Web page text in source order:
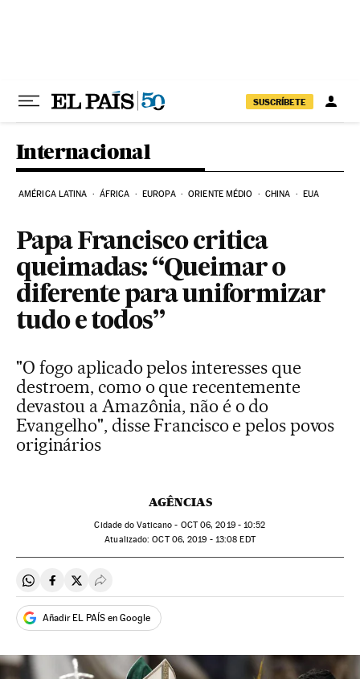
SUSCRÍBETE
Internacional
AMÉRICA LATINA ÁFRICA EUROPA ORIENTE MÉDIO CHINA EUA
Papa Francisco critica
queimadas: “Queimar o
diferente para uniformizar
tudo e todos”
"O fogo aplicado pelos interesses que
destroem, como o que recentemente
devastou a Amazônia, não é o do
Evangelho", disse Francisco e pelos povos
originários
AGÊNCIAS
Cidade do Vaticano - OCT06, 2019 - 10:52
atualizado: OCT06, 2019 - 13:08 EDT
Compartir en Whatsapp
Compartir en Facebook
Compartir en Twitter
Desplegar Redes Sociales
Añadir EL PAÍS en Google